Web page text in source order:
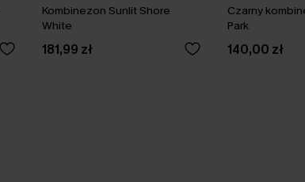
Kombinezon Sunlit Shore
White
181,99 zł
Czarny
Park
140,00 zł